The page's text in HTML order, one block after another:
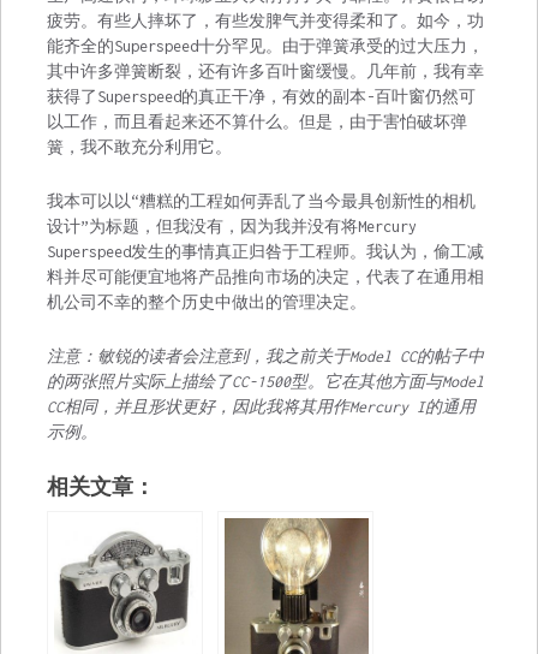
疲劳。有些人摔坏了，有些发脾气并变得柔和了。如今，功
能齐全的Superspeed十分罕见。由于弹簧承受的过大压力，
其中许多弹簧断裂，还有许多百叶窗缓慢。几年前，我有幸
获得了Superspeed的真正干净，有效的副本-百叶窗仍然可
以工作，而且看起来还不算什么。但是，由于害怕破坏弹
簧，我不敢充分利用它。
我本可以以“糟糕的工程如何弄乱了当今最具创新性的相机
设计”为标题，但我没有，因为我并没有将Mercury
Superspeed发生的事情真正归咎于工程师。我认为，偷工减
料并尽可能便宜地将产品推向市场的决定，代表了在通用相
机公司不幸的整个历史中做出的管理决定。
注意：敏锐的读者会注意到，我之前关于Model CC的帖子中
的两张照片实际上描绘了CC-1500型。它在其他方面与Model
CC相同，并且形状更好，因此我将其用作Mercury I的通用
示例。
相关文章：